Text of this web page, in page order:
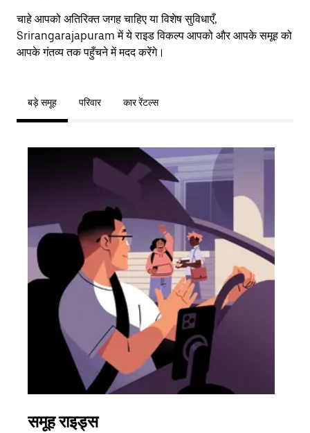
चाहे आपको अतिरिक्त जगह चाहिए या विशेष सुविधाएँ,
Srirangarajapuram में ये राइड विकल्प आपको और आपके समूह को
आपके गंतव्य तक पहुँचने में मदद करेंगे।
बड़े समूह परिवार कार रेंटल्स
समूह राइड्स